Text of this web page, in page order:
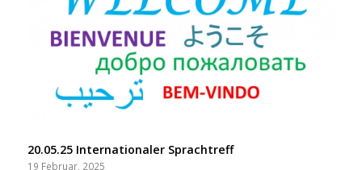
20.05.25 Internationaler Sprachtreff
19 Februar, 2025